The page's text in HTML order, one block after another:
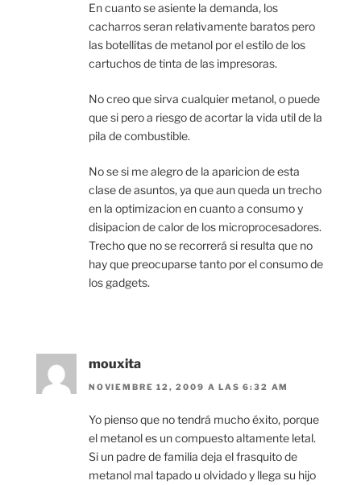
En cuanto se asiente la demanda, los
cacharros seran relativamente baratos pero
las botellitas de metanol por el estilo de los
cartuchos de tinta de las impresoras.
No creo que sirva cualquier metanol, o puede
que si pero a riesgo de acortar la vida util de la
pila de combustible.
No se si me alegro de la aparicion de esta
clase de asuntos, ya que aun queda un trecho
en la optimizacion en cuanto a consumo y
disipacion de calor de los microprocesadores.
Trecho que no se recorrerá si resulta que no
hay que preocuparse tanto por el consumo de
los gadgets.
mouxita
NOVIEMBRE 12, 2009 A LAS 6:32 AM
Yo pienso que no tendrá mucho éxito, porque
el metanol es un compuesto altamente letal.
Si un padre de familia deja el frasquito de
metanol mal tapado u olvidado y llega su hijo